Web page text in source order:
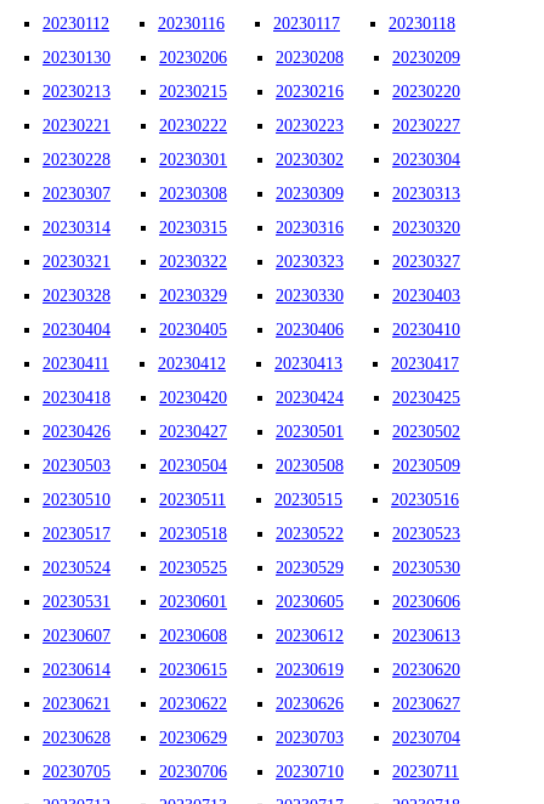
20230112 20230116 20230117
20230118
20230130
20230206 20230208
20230209
20230213
20230215 20230216
20230220
20230221
20230222 20230223
20230227
20230228
20230301 20230302
20230304
20230307
20230308 20230309
20230313
20230314
20230315 20230316
20230320
20230321
20230322 20230323
20230327
20230328
20230329 20230330
20230403
20230404
20230405 20230406
20230410
20230411
20230412 20230413
20230417
20230418
20230420 20230424
20230425
20230426
20230427 20230501
20230502
20230503
20230504 20230508
20230509
20230510
20230511 20230515
20230516
20230517
20230518 20230522
20230523
20230524
20230525 20230529
20230530
20230531
20230601 20230605
20230606
20230607
20230608 20230612
20230613
20230614
20230615 20230619
20230620
20230621
20230622 20230626
20230627
20230628
20230629 20230703
20230704
20230705
20230706 20230710
20230711